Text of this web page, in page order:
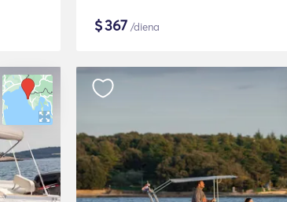
$367 /diena